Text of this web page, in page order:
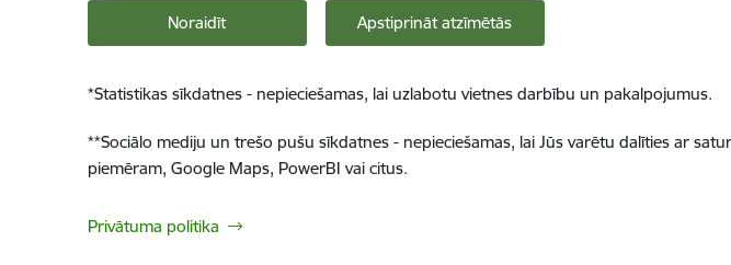
Noraidīt Apstiprināt atzīmētās
*Statistikas sīkdatnes - nepieciešamas, lai uzlabotu vietnes darbību un pakalpojumus.
**Sociālo mediju un trešo pušu sīkdatnes - nepieciešamas, lai Jūs varētu dalīties ar
piemēram, Google Maps, PowerBI vai citus.
Privātuma politika